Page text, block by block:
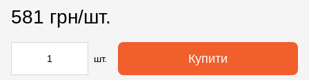
581 грн/шт.
шт. Купити